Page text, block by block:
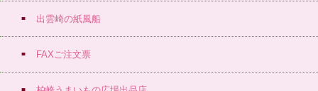
出雲崎の紙風船
FAXご注文票